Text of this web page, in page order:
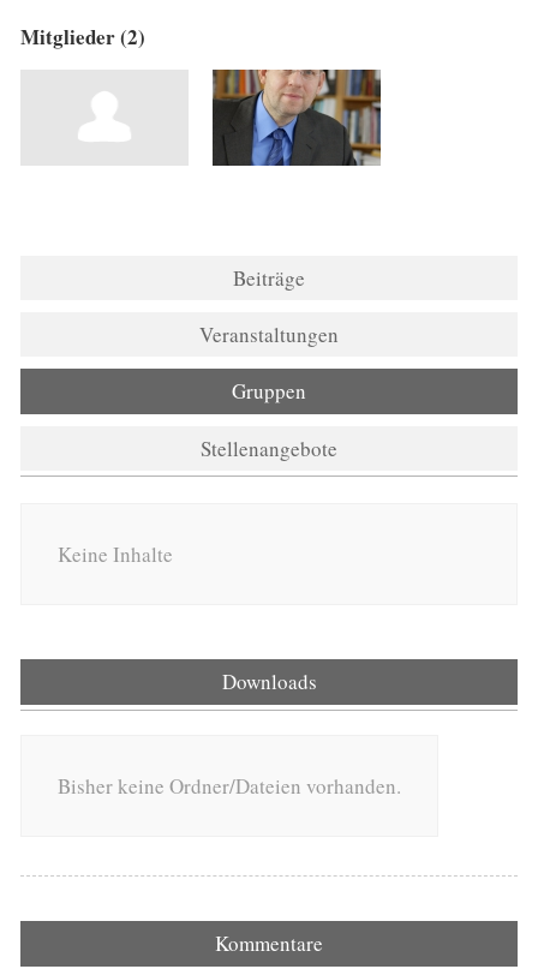
Mitglieder (2)
Beiträge
Veranstaltungen
Gruppen
Stellenangebote
Keine Inhalte
Downloads
Bisher keine Ordner/Dateien vorhanden.
Kommentare